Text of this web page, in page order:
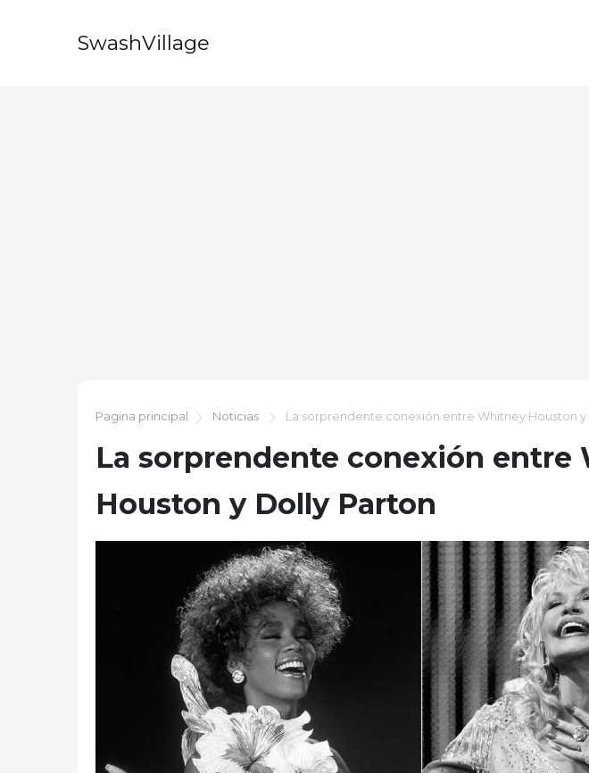
SwashVillage
Pagina principal Noticias La sorprendente conexión entre Whitney Houston y
La sorprendente conexión entre
Houston y Dolly Parton